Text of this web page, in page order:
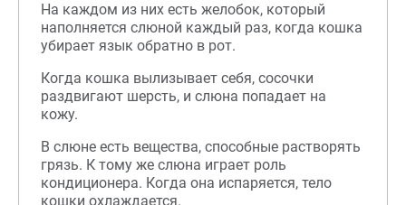
На каждом из них есть желобок, который
наполняется слюной каждый раз, когда кошка
убирает язык обратно в рот.
Когда кошка вылизывает себя, сосочки
раздвигают шерсть, и слюна попадает на
кожу.
В слюне есть вещества, способные растворять
грязь. К тому же слюна играет роль
кондиционера. Когда она испаряется, тело
кошки охлаждается.